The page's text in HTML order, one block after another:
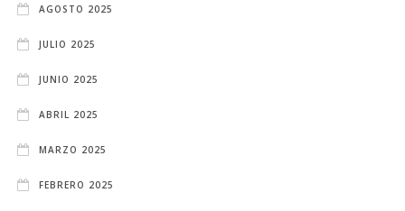
AGOSTO 2025
JULIO 2025
JUNIO 2025
ABRIL 2025
MARZO 2025
FEBRERO 2025